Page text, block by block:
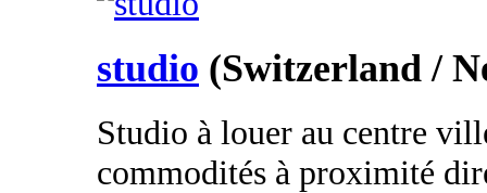
studio (Switzerland /
Studio à louer au centre
commodités à proximité